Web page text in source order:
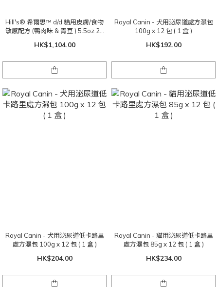
Hill's® 希爾思™ d/d 貓用皮膚/食物
敏感配方 (鴨肉味 & 青豆 ) 5.5oz 24
HK$1,104.00
Royal Canin - 犬用泌尿道處方濕包
100g x 12 包 ( 1 盒 )
HK$192.00
Royal Canin - 犬用泌尿道低卡路里
處方濕包 100g x 12 包 ( 1 盒 )
HK$204.00
Royal Canin - 貓用泌尿道低卡路里
處方濕包 85g x 12 包 ( 1 盒 )
HK$234.00